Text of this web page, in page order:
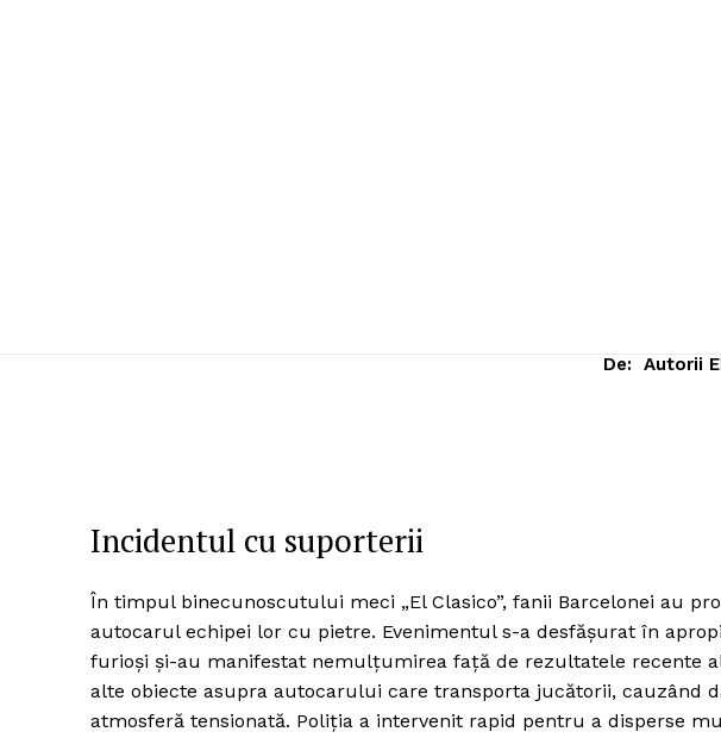
De: Autorii
Incidentul cu suporterii
În timpul binecunoscutului meci „El Clasico”, fanii Barcelonei au
autocarul echipei lor cu pietre. Evenimentul s-a desfășurat în
furioși și-au manifestat nemulțumirea față de rezultatele recente
alte obiecte asupra autocarului care transporta jucătorii, cauzând
atmosferă tensionată. Poliția a intervenit rapid pentru a disperse